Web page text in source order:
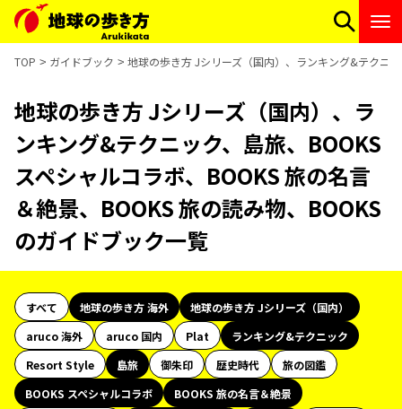
TOP ガイドブック 地球の歩き方 Jシリーズ（国内）、ランキング&テクニ
地球の歩き方 Jシリーズ（国内）、ラ
ンキング&テクニック、島旅、BOOKS
スペシャルコラボ、BOOKS 旅の名言
＆絶景、BOOKS 旅の読み物、BOOKS
のガイドブック一覧
すべて 地球の歩き方 海外
地球の歩き方 Jシリーズ（国内）
aruco 海外
aruco 国内 Plat
ランキング&テクニック
Resort Style
島旅 御朱印 歴史時代
旅の図鑑
BOOKS スペシャルコラボ
BOOKS 旅の名言＆絶景